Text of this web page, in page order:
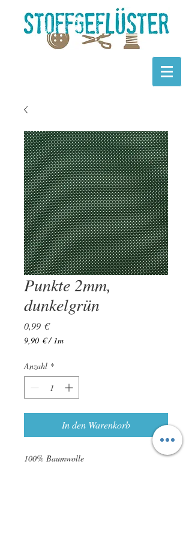
Punkte 2mm,
dunkelgrün
0,99 €Preis
9,90 € /1m
pro
1
Anzahl *
In den Warenkorb
100% Baumwolle